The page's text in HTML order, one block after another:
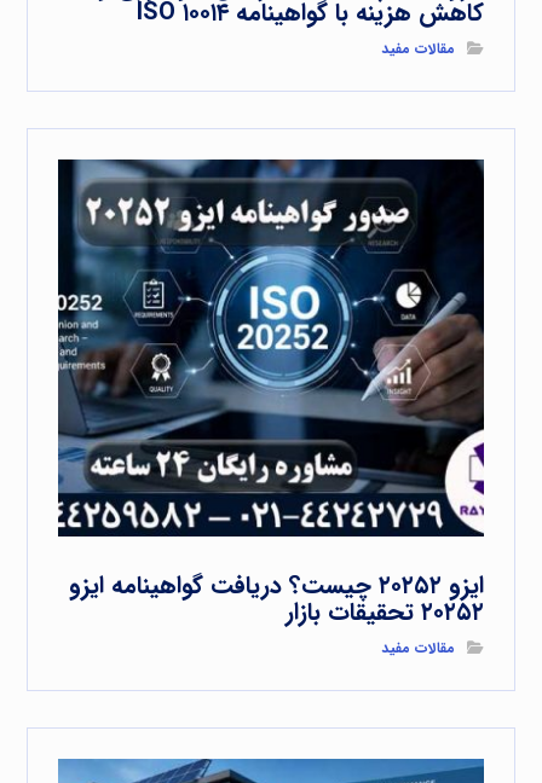
کاهش هزینه با گواهینامه ISO ۱۰۰۱۴
مقالات مفید
ایزو ۲۰۲۵۲ چیست؟ دریافت گواهینامه ایزو
۲۰۲۵۲ تحقیقات بازار
مقالات مفید